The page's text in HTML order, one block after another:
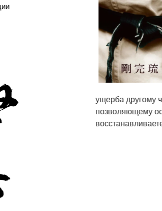
ущерба другому
позволяющему